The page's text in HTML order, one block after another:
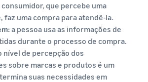
consumidor, que percebe uma
faz uma compra para atendê-la.
a pessoa usa as informações de
durante o processo de compra.
nível de percepção dos
sobre marcas e produtos é um
suas necessidades em